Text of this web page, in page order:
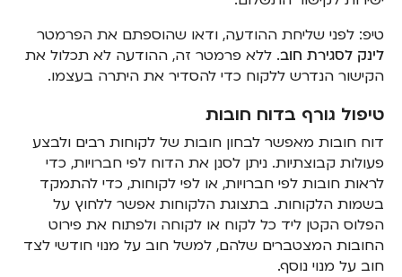
טיפ: לפני שליחת ההודעה, ודאו שהוספתם את הפרמטר
לינק לסגירת חוב. ללא פרמטר זה, ההודעה לא תכלול את
הקישור הנדרש ללקוח כדי להסדיר את היתרה בעצמו.
טיפול גורף בדוח חובות
דוח חובות מאפשר לבחון חובות של לקוחות רבים ולבצע
פעולות קבוצתיות. ניתן לסנן את הדוח לפי חברויות, כדי
לראות חובות לפי חברויות, או לפי לקוחות, כדי להתמקד
בשמות הלקוחות. בתצוגת הלקוחות אפשר ללחוץ על
הפלוס הקטן ליד כל לקוח או לקוחה ולפתוח את פירוט
החובות המצטברים שלהם, למשל חוב על מנוי חודשי לצד
חוב על מנוי נוסף.